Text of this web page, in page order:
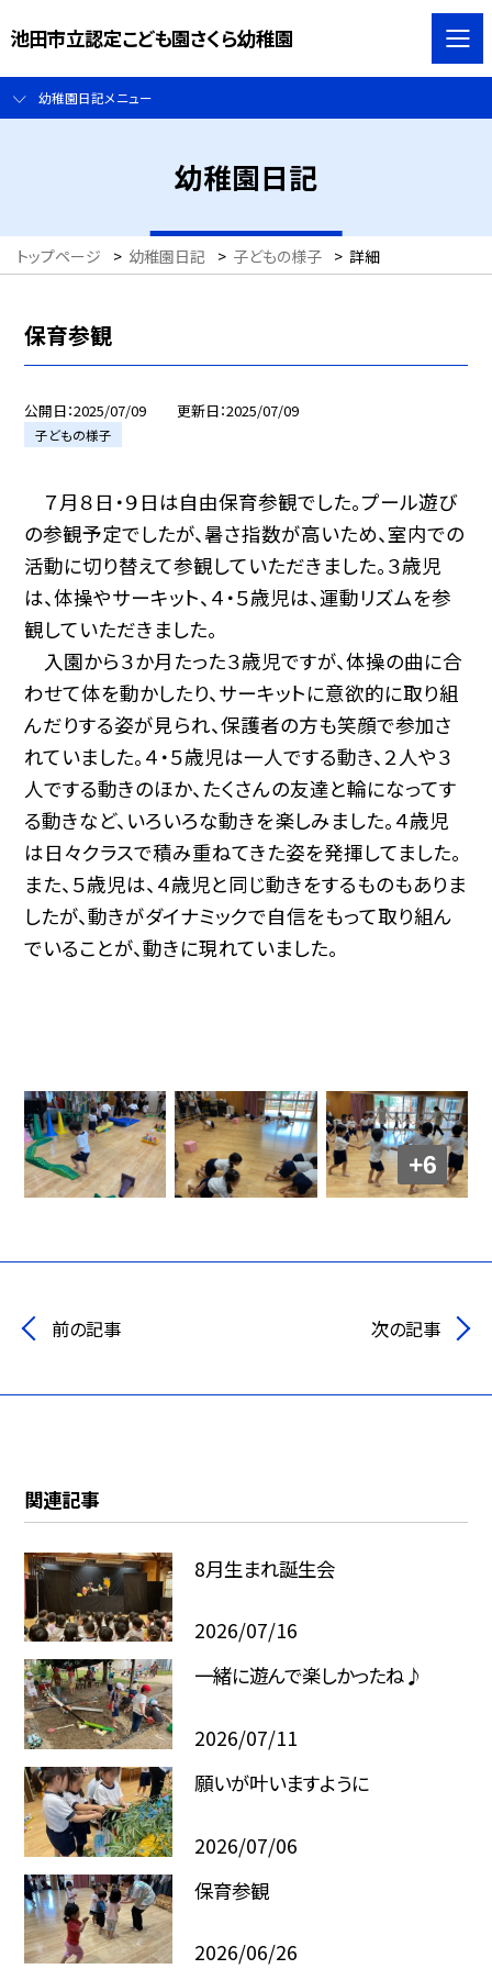
池田市立認定こども園さくら幼稚園
幼稚園日記メニュー
幼稚園日記
トップページ > 幼稚園日記 > 子どもの様子 > 詳細
保育参観
公開日 2025/07/09 更新日 2025/07/09
子どもの様子
７月８日・９日は自由保育参観でした。プール遊び
の参観予定でしたが、暑さ指数が高いため、室内での
活動に切り替えて参観していただきました。３歳児
は、体操やサーキット、４・５歳児は、運動リズムを参
観していただきました。
入園から３か月たった３歳児ですが、体操の曲に合
わせて体を動かしたり、サーキットに意欲的に取り組
んだりする姿が見られ、保護者の方も笑顔で参加さ
れていました。４・５歳児は一人でする動き、２人や３
人でする動きのほか、たくさんの友達と輪になってす
る動きなど、いろいろな動きを楽しみました。４歳児
は日々クラスで積み重ねてきた姿を発揮してました。
また、５歳児は、４歳児と同じ動きをするものもありま
したが、動きがダイナミックで自信をもって取り組ん
でいることが、動きに現れていました。
+6
前の記事 次の記事
関連記事
8月生まれ誕生会
2026/07/16
一緒に遊んで楽しかったね♪
2026/07/11
願いが叶いますように
2026/07/06
保育参観
2026/06/26